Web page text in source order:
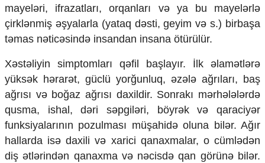
mayeləri, ifrazatları, orqanları və ya bu mayelərlə
çirklənmiş əşyalarla (yataq dəsti, geyim və s.) birbaşa
təmas nəticəsində insandan insana ötürülür.
Xəstəliyin simptomları qəfil başlayır. İlk əlamətlərə
yüksək hərarət, güclü yorğunluq, əzələ ağrıları, baş
ağrısı və boğaz ağrısı daxildir. Sonrakı mərhələlərdə
qusma, ishal, dəri səpgiləri, böyrək və qaraciyər
funksiyalarının pozulması müşahidə oluna bilər. Ağır
hallarda isə daxili və xarici qanaxmalar, o cümlədən
diş ətlərindən qanaxma və nəcisdə qan görünə bilər.